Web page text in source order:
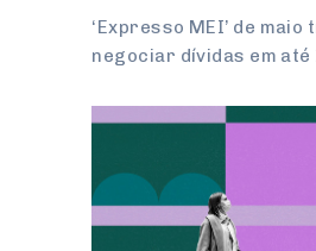
‘Expresso MEI’ de
negociar dívidas em até